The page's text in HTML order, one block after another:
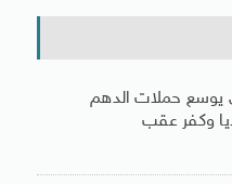
يوسع حملات الدهم
وكفر عقب